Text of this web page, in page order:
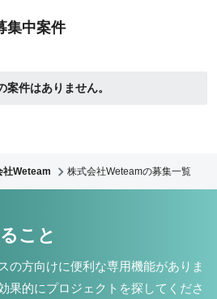
集中案件
案件はありません。
社Weteam 株式会社Weteamの募集一覧
こと
の方向けに便利な専用機能がありま
果的にプロジェクトを探してくださ